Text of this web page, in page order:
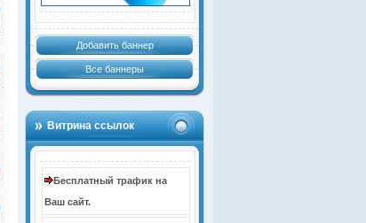
Добавить баннер
Все баннеры
Витрина ссылок
Бесплатный трафик на
Ваш сайт.